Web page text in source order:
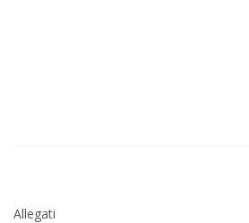
Allegati